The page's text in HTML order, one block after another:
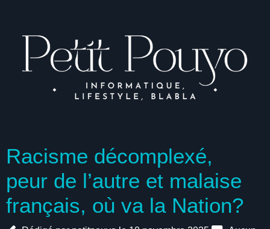
Racisme décomplexé,
peur de l’autre et malaise
français, où va la Nation?